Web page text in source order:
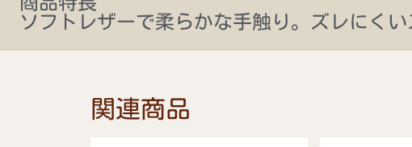
ソフトレザーで柔らかな手触り。ズレにくい
関連商品